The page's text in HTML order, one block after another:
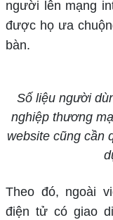
người lên mạng
được họ ưa
bàn.
Số liệu người
nghiệp thương
website cũng cần
Theo đó, ngoài
điện tử có giao